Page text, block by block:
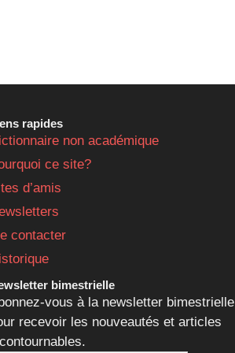
rapides
non académique
ce site?
d’amis
contacter
bimestrielle
vous à la newsletter bimestrielle
recevoir les nouveautés et articles